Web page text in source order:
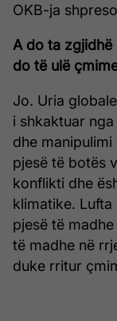
OKB-ja
A do ta zgjidhë
do të ulë
Jo. Uria
i shkaktuar
dhe
pjesë të botës
konflikti dhe
klimatike.
pjesë të
të madhe në
duke rritur